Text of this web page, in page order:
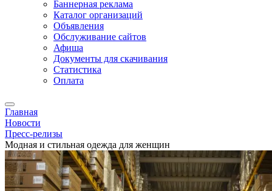
Баннерная реклама
Каталог организаций
Объявления
Обслуживание сайтов
Афиша
Документы для скачивания
Статистика
Оплата
Главная
Новости
Пресс-релизы
Модная и стильная одежда для женщин